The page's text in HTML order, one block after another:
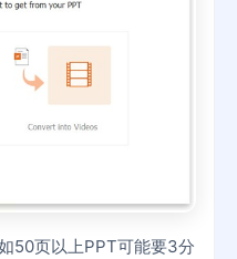
50页以上PPT可能要3分